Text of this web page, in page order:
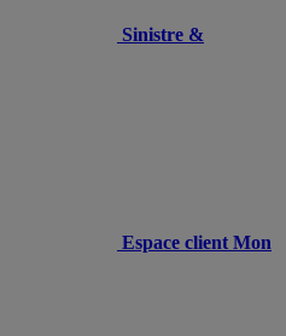
Sinistre &
Espace client Mon